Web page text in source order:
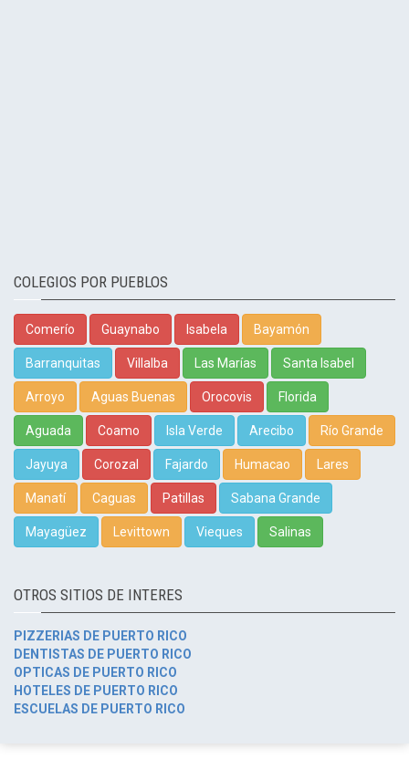
COLEGIOS POR PUEBLOS
Comerío Guaynabo Isabela Bayamón
Barranquitas Villalba Las Marías Santa Isabel
Arroyo Aguas Buenas Orocovis Florida
Aguada Coamo Isla Verde Arecibo Río Grande
Jayuya Corozal Fajardo Humacao Lares
Manatí Caguas Patillas Sabana Grande
Mayagüez Levittown Vieques Salinas
OTROS SITIOS DE INTERES
PIZZERIAS DE PUERTO RICO
DENTISTAS DE PUERTO RICO
OPTICAS DE PUERTO RICO
HOTELES DE PUERTO RICO
ESCUELAS DE PUERTO RICO